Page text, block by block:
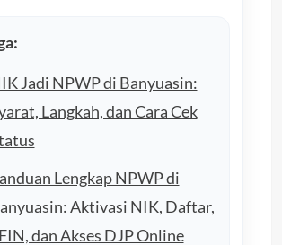
Jadi NPWP di Banyuasin:
Langkah, dan Cara Cek
Lengkap NPWP di
Aktivasi NIK, Daftar,
dan Akses DJP Online